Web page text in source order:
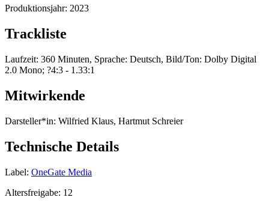
Produktionsjahr: 2023
Trackliste
Laufzeit: 360 Minuten, Sprache: Deutsch, Bild/Ton: Dolby Digital
2.0 Mono; ?4:3 - 1.33:1
Mitwirkende
Darsteller*in: Wilfried Klaus, Hartmut Schreier
Technische Details
Label: OneGate Media
Altersfreigabe: 12